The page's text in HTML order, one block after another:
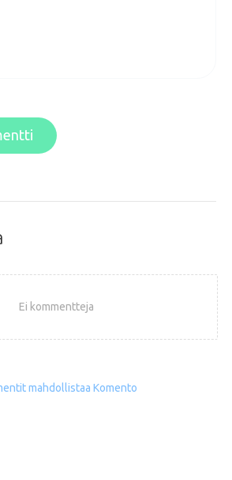
Ei kommentteja
mahdollistaa Komento